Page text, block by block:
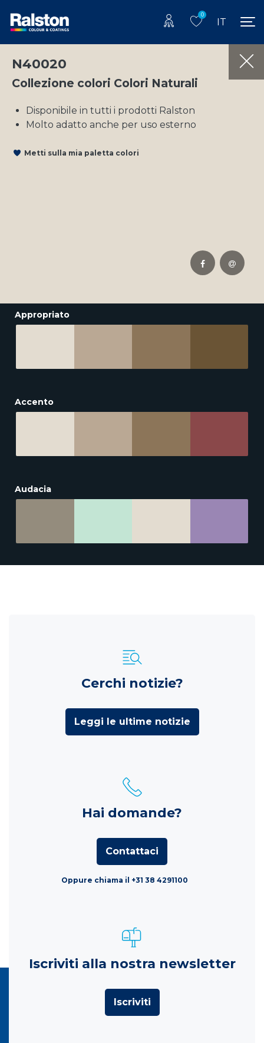
0
IT
N40020
Collezione colori Colori Naturali
Disponibile in tutti i prodotti Ralston
Molto adatto anche per uso esterno
Metti sulla mia paletta colori
Appropriato
Accento
Audacia
Cerchi notizie?
Leggi le ultime notizie
Hai domande?
Contattaci
Oppure chiama il +31 38 4291100
Iscriviti alla nostra newsletter
Iscriviti